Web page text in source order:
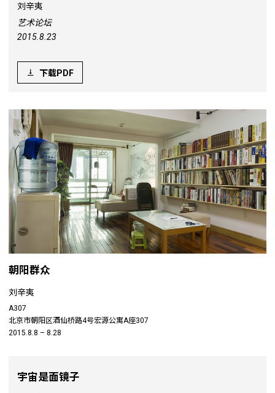
刘辛夷
艺术论坛
2015.8.23
下载PDF
朝阳群众
刘辛夷
A307
北京市朝阳区酒仙桥路4号宏源公寓A座307
2015.8.8 – 8.28
宇宙是面镜子